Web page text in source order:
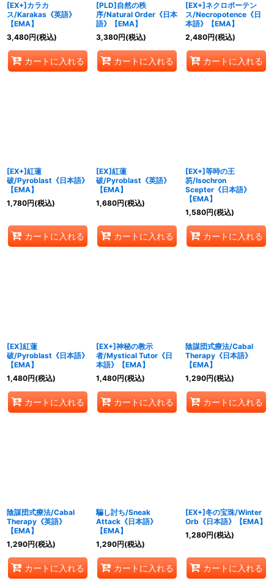
[EX+]カラカ
ス/Karakas《英語》
【EMA】
3,480円(税込)
カートに入れる
[PLD]自然の秩
序/Natural Order《日本
語》【EMA】
3,380円(税込)
カートに入れる
[EX+]ネクロポーテン
ス/Necropotence《日
本語》【EMA】
2,480円(税込)
カートに入れる
[EX+]紅蓮
破/Pyroblast《日本語》
【EMA】
1,780円(税込)
カートに入れる
[EX]紅蓮
破/Pyroblast《英語》
【EMA】
1,680円(税込)
カートに入れる
[EX+]等時の王
笏/Isochron
Scepter《日本語》
【EMA】
1,580円(税込)
カートに入れる
[EX]紅蓮
破/Pyroblast《日本語》
【EMA】
1,480円(税込)
カートに入れる
[EX+]神秘の教示
者/Mystical Tutor《日
本語》【EMA】
1,480円(税込)
カートに入れる
陰謀団式療法/Cabal
Therapy《日本語》
【EMA】
1,290円(税込)
カートに入れる
陰謀団式療法/Cabal
Therapy《英語》
【EMA】
1,290円(税込)
カートに入れる
騙し討ち/Sneak
Attack《日本語》
【EMA】
1,290円(税込)
カートに入れる
[EX+]冬の宝珠/Winter
Orb《日本語》【EMA】
1,280円(税込)
カートに入れる